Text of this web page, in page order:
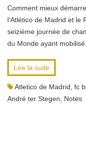
Comment mieux
l’Atlético de Madrid et le
seizième journée de
du Monde ayant
Lire la suite
Atletico de Madrid fc
André ter Stegen
Notes